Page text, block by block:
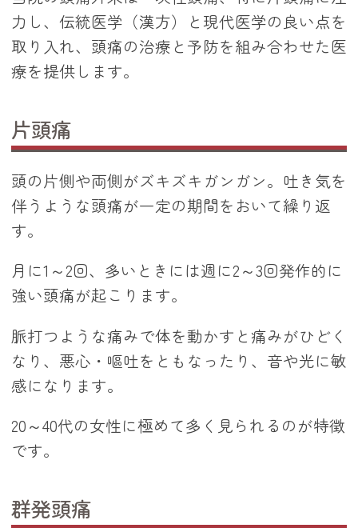
力し、伝統医学（漢方）と現代医学の良い点を
取り入れ、頭痛の治療と予防を組み合わせた医
療を提供します。
片頭痛
頭の片側や両側がズキズキガンガン。吐き気を
伴うような頭痛が一定の期間をおいて繰り返
す。
月に1～2回、多いときには週に2～3回発作的に
強い頭痛が起こります。
脈打つような痛みで体を動かすと痛みがひどく
なり、悪心・嘔吐をともなったり、音や光に敏
感になります。
20～40代の女性に極めて多く見られるのが特徴
です。
群発頭痛